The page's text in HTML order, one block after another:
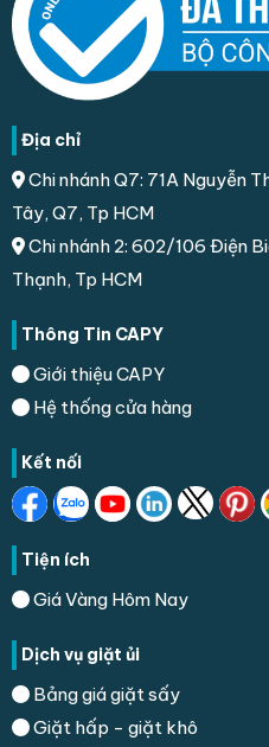
Địa chỉ
Chi nhánh Q7: 71A Nguyễn
Tây, Q7, Tp HCM
Chi nhánh 2: 602/106 Điện
Thạnh, Tp HCM
Thông Tin CAPY
Giới thiệu CAPY
Hệ thống cửa hàng
Kết nối
Tiện ích
Giá Vàng Hôm Nay
Dịch vụ giặt ủi
Bảng giá giặt sấy
Giặt hấp - giặt khô